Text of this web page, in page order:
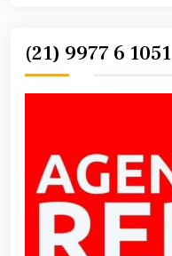
(21) 9977 6 1051